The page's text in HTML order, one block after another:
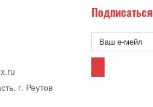
г. Реутов
Подписаться